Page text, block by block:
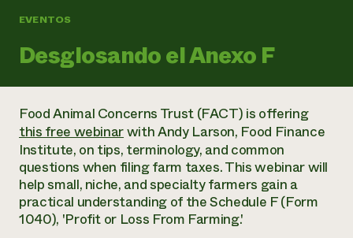
Misión y visión
ATTRA
Liderazgo
Personal
Regiones
Consejo de Administración
Carreras profesionales
ATTRA
Abundante Ogallala
Biochar Policy Project
Pastoreo regenerativo
Tierra para el agua
Programa de transición a la asociación orgánica
Programa de mejora de la calidad de la lana
Gestión empresarial y de riesgos
Cultivos
Energía, herramientas y equipos agrícolas
Métodos agrícolas y ganaderos
Ganadería
Marketing
Agricultura y ganadería ecológicas
Formación "Armed to Farm
Calendario de actos
EVENTOS
Desglosando el Anexo F
Food Animal Concerns Trust (FACT) is offering
this free webinarwith Andy Larson, Food Finance
Institute, on tips, terminology, and common
questions when filing farm taxes. This webinar will
help small, niche, and specialty farmers gain a
practical understanding of the Schedule F (Form
1040), 'Profit or Loss From Farming.'